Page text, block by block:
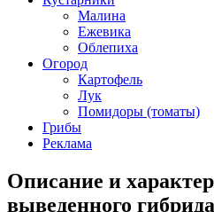
Малина
Ежевика
Облепиха
Огород
Картофель
Лук
Помидоры (томаты)
Грибы
Реклама
Описание и
выведенного